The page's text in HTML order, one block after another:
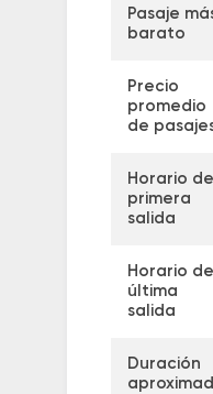
Pasaje
barato
Precio
promedio
de
Horario de
primera
salida
Horario de
última
salida
Duración